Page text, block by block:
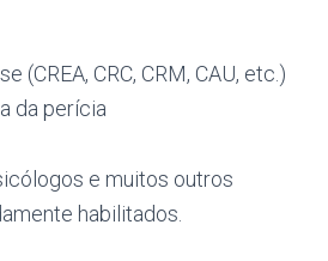
CRC, CRM, CAU, etc.)
da perícia
e muitos outros
habilitados.